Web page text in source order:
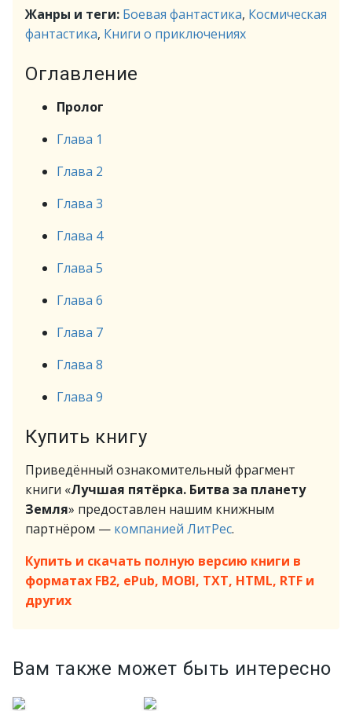
Жанры и теги: Боевая фантастика, Космическая
фантастика, Книги о приключениях
Оглавление
Пролог
Глава 1
Глава 2
Глава 3
Глава 4
Глава 5
Глава 6
Глава 7
Глава 8
Глава 9
Купить книгу
Приведённый ознакомительный фрагмент
книги «Лучшая пятёрка. Битва за планету
Земля» предоставлен нашим книжным
партнёром — компанией ЛитРес.
Купить и скачать полную версию книги в
форматах FB2, ePub, MOBI, TXT, HTML, RTF и
других
Вам также может быть интересно